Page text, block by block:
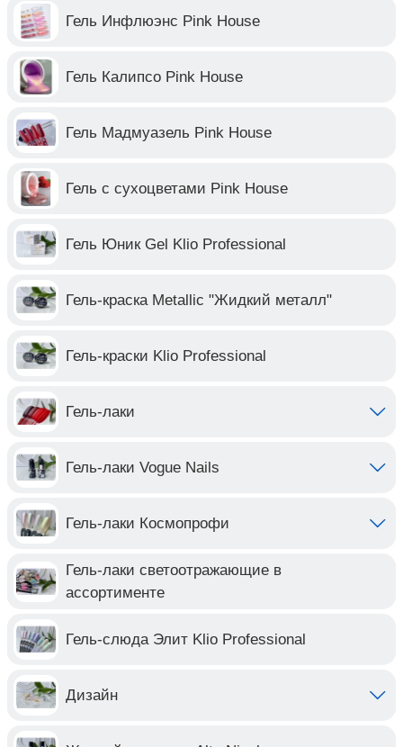
Гель Инфлюэнс Pink House
Гель Калипсо Pink House
Гель Мадмуазель Pink House
Гель с сухоцветами Pink House
Гель Юник Gel Klio Professional
Гель-краска Metallic "Жидкий металл"
Гель-краски Klio Professional
Гель-лаки
Гель-лаки Vogue Nails
Гель-лаки Космопрофи
Гель-лаки светоотражающие в
ассортименте
Гель-слюда Элит Klio Professional
Дизайн